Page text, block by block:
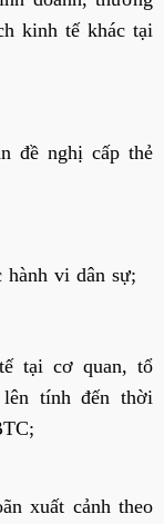
kinh tế khác tại
đề nghị cấp thẻ
vi dân sự;
tại cơ quan, tổ
tính đến thời
xuất cảnh theo